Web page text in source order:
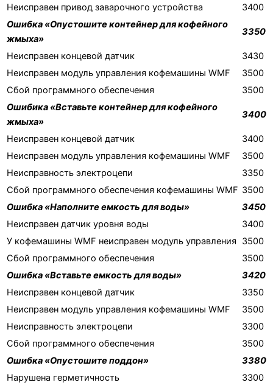
Неисправен привод заварочного устройства
3400
Ошибка «Опустошите контейнер для кофейного
жмыха»
3350
Неисправен концевой датчик
3430
Неисправен модуль управления кофемашины WMF
3500
Сбой программного обеспечения
3500
Ошибика «Вставьте контейнер для кофейного
жмыха»
3400
Неисправен концевой датчик
3400
Неисправен модуль управления кофемашины WMF
3500
Неисправность электроцепи
3350
Сбой программного обеспечения кофемашины WMF 3500
Ошибка «Наполните емкость для воды»
3450
Неисправен датчик уровня воды
3400
У кофемашины WMF неисправен модуль управления
3500
Сбой программного обеспечения
3500
Ошибка «Вставьте емкость для воды»
3420
Неисправен концевой датчик
3350
Неисправен модуль управления кофемашины WMF
3500
Неисправность электроцепи
3300
Сбой программного обеспечения
3500
Ошибка «Опустошите поддон»
3380
Нарушена герметичность
3300